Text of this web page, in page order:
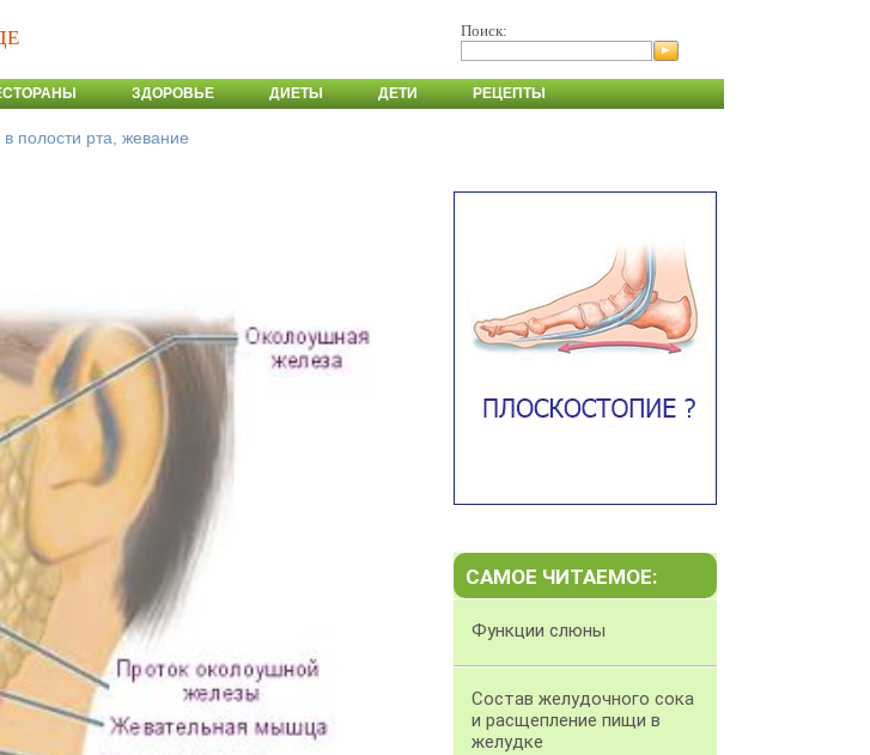
Поиск:
ЗДОРОВЬЕ ДИЕТЫ ДЕТИ РЕЦЕПТЫ
полости рта, жевание
САМОЕ ЧИТАЕМОЕ:
Функции слюны
Состав желудочного сока
и расщепление пищи в
желудке